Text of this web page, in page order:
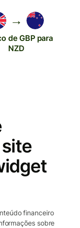
→
de GBP para
NZD
financeiro
sobre